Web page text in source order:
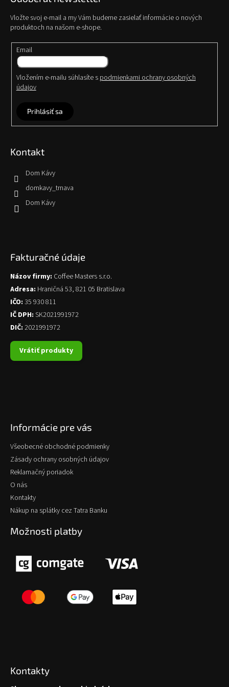
Vložte svoj e-mail a my Vám budeme zasielať informácie o nových
produktoch na našom e-shope.
Email
Vložením e-mailu súhlasíte s podmienkami ochrany osobných
údajov
Prihlásiť sa
Kontakt
Dom Kávy
domkavy_trnava
Dom Kávy
Fakturačné údaje
Názov firmy: Coffee Masters s.r.o.
Adresa: Hraničná 53, 821 05 Bratislava
IČO: 35 930 811
IČ DPH: SK2021991972
DIČ: 2021991972
Vrátiť produkty
Informácie pre vás
Všeobecné obchodné podmienky
Zásady ochrany osobných údajov
Reklamačný poriadok
O nás
Kontakty
Nákup na splátky cez Tatra Banku
Možnosti platby
Kontakty